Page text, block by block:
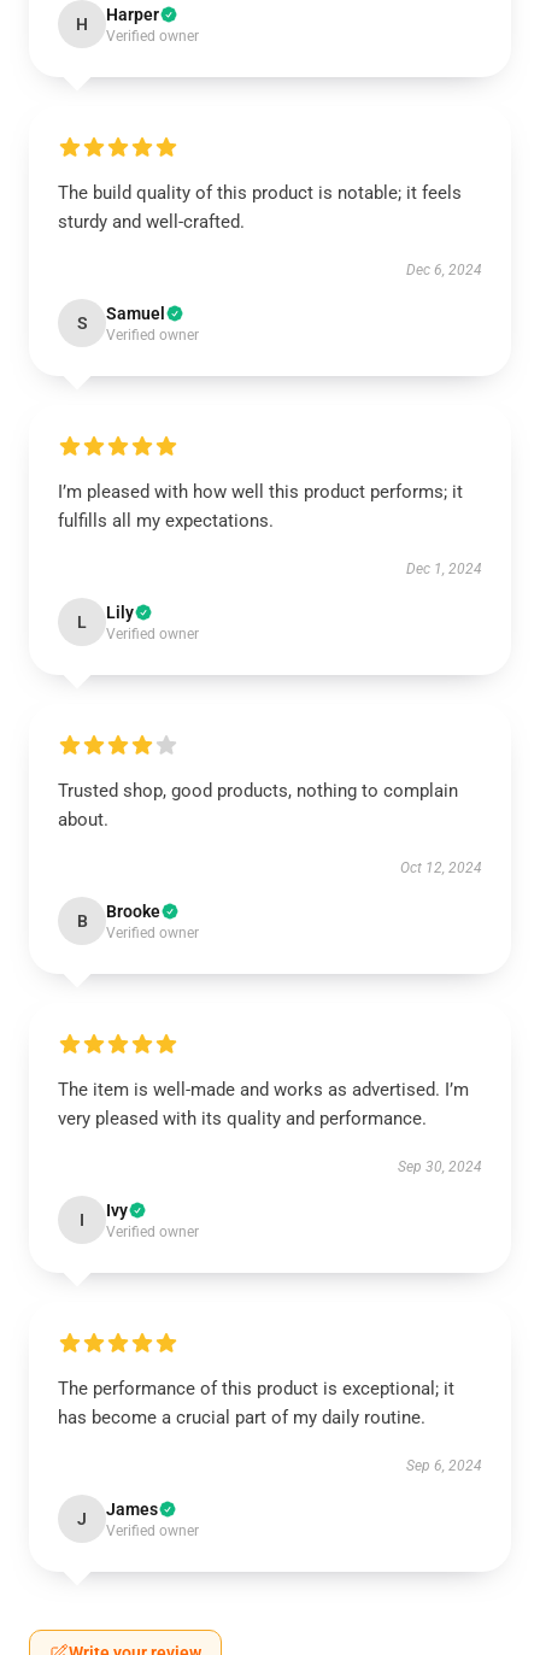
H Harper
Verified owner
The build quality of this product is notable; it feels
sturdy and well-crafted.
Dec 6, 2024
S Samuel
Verified owner
I’m pleased with how well this product performs; it
fulfills all my expectations.
Dec 1, 2024
L Lily
Verified owner
Trusted shop, good products, nothing to complain
about.
Oct 12, 2024
B Brooke
Verified owner
The item is well-made and works as advertised. I’m
very pleased with its quality and performance.
Sep 30, 2024
I Ivy
Verified owner
The performance of this product is exceptional; it
has become a crucial part of my daily routine.
Sep 6, 2024
J James
Verified owner